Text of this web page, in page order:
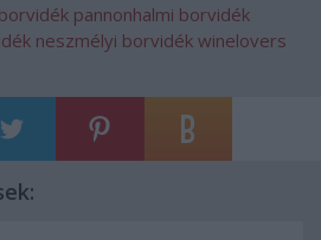
pannonhalmi borvidék
neszmélyi borvidék winelovers